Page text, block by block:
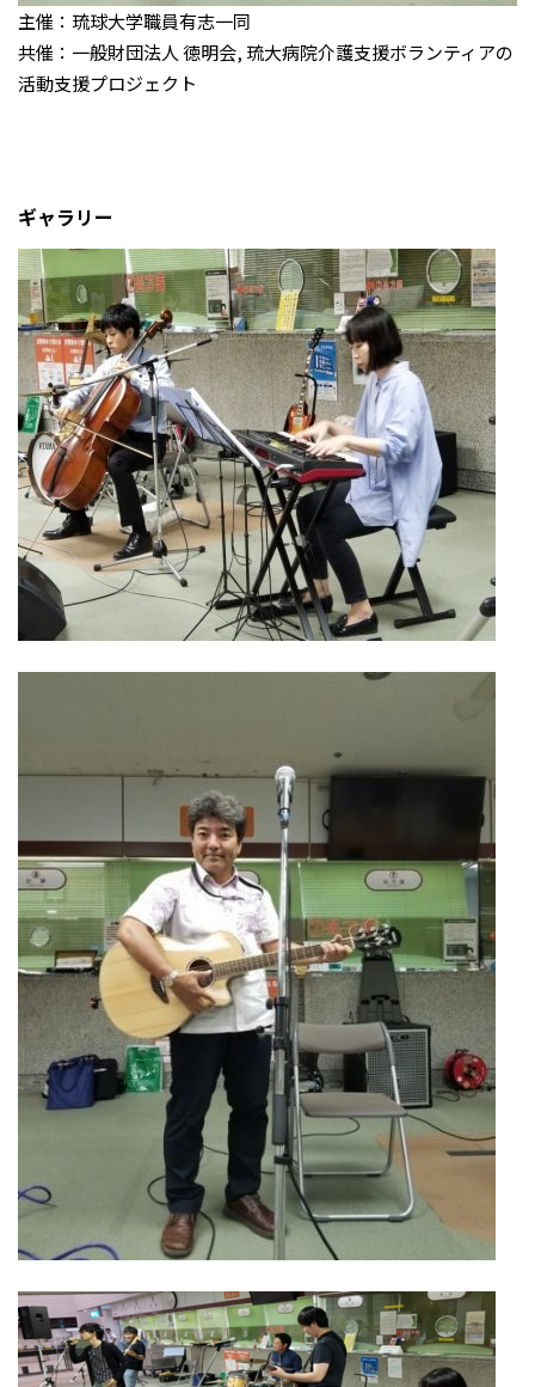
主催：琉球大学職員有志一同
共催：一般財団法人 徳明会, 琉大病院介護支援ボランティアの
活動支援プロジェクト
ギャラリー